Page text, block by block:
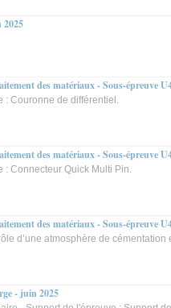
2025
des matériaux - Sous-épreuve
: Couronne de différentiel.
des matériaux - Sous-épreuve
: Connecteur Quick Multi Pin.
des matériaux - Sous-épreuve
d’une atmosphère de cémentation
- juin 2025